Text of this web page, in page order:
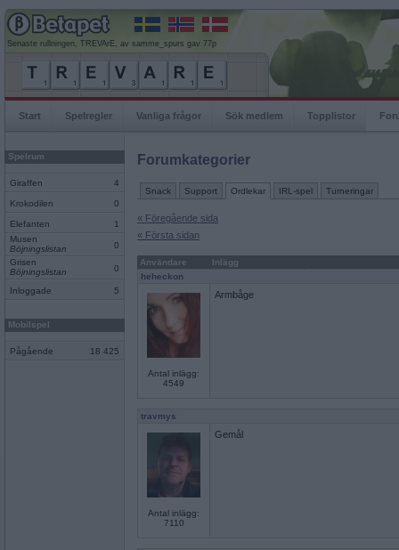
Senaste rullningen, TREVArE, av samme_spurs gav 77p
Start Spelregler Vanliga frågor Sök medlem Topplistor
Spelrum
Giraffen 4
Krokodilen 0
Elefanten
1
Musen
Böjningslistan
0
Grisen
Böjningslistan
0
Inloggade 5
Mobilspel
Pågående 18 425
Forumkategorier
Snack Support Ordlekar IRL-spel Turneringar
« Föregående sida
« Första sidan
Användare
Inlägg
heheckon
Antal inlägg:
4549
Armbåge
travmys
Antal inlägg:
7110
Gemål